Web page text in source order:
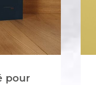
pour